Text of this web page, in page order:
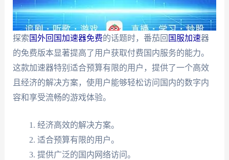
探索 国外回国加速器免费的话题时，番茄回 国服加速器
的免费版本显著提高了用户获取付费国内服务的能力。
这款加速器特别适合预算有限的用户，提供了一个高效
且经济的解决方案，使用户能够轻松访问国内的数字内
容和享受流畅的游戏体验。
经济高效的解决方案。
适合预算有限的用户。
提供广泛的国内网络访问。